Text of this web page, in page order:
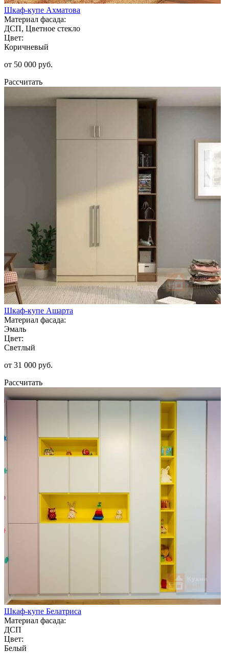
Шкаф-купе Ахматова
Материал фасада:
ДСП, Цветное стекло
Цвет:
Коричневый
от 50 000 руб.
Рассчитать
Шкаф-купе Ашарта
Материал фасада:
Эмаль
Цвет:
Светлый
от 31 000 руб.
Рассчитать
Шкаф-купе Белатриса
Материал фасада:
ДСП
Цвет:
Белый